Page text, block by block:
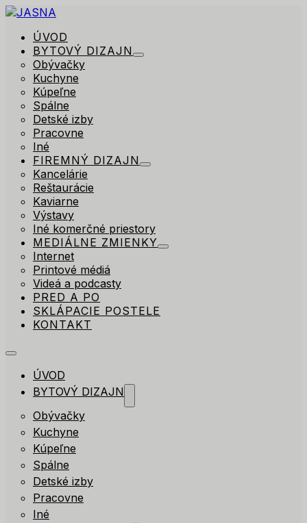
ÚVOD
BYTOVÝ DIZAJN
Obývačky
Kuchyne
Kúpeľne
Spálne
Detské izby
Pracovne
Iné
FIREMNÝ DIZAJN
Kancelárie
Reštaurácie
Kaviarne
Výstavy
Iné komerčné priestory
MEDIÁLNE ZMIENKY
Internet
Printové médiá
Videá a podcasty
PRED A PO
SKLÁPACIE POSTELE
KONTAKT
ÚVOD
BYTOVÝ DIZAJN
Obývačky
Kuchyne
Kúpeľne
Spálne
Detské izby
Pracovne
Iné